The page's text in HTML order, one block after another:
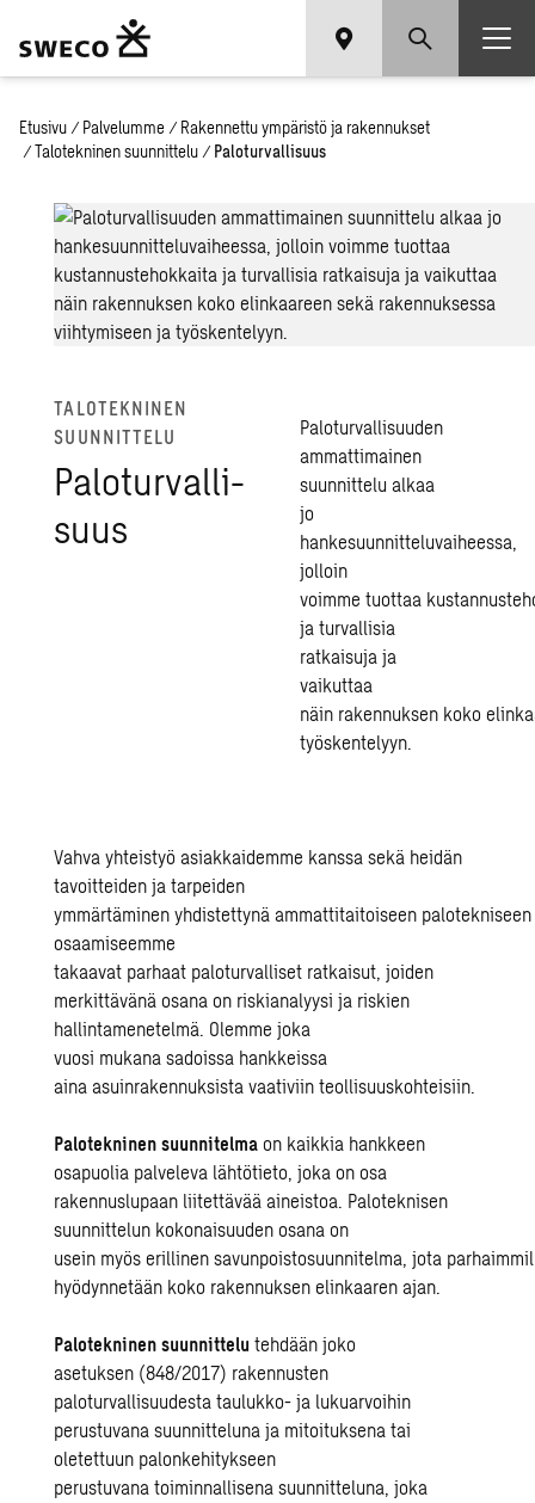
Etusivu / Palvelumme / Rakennettu ympäristö ja rakennukset
/ Talotekninen suunnittelu / Paloturvallisuus
TA­LO­TEK­NI­NEN
SUUN­NIT­TE­LU
Pa­lo­tur­val­li­
suus
Paloturvallisuuden
ammattimainen
suunnittelu alkaa
jo
hankesuunnitteluvaiheessa,
jolloin
voimme tuottaa kustannus
ja turvallisia
ratkaisuja ja
vaikuttaa
näin rakennuksen koko
työskentelyyn.
Vahva yhteistyö asiakkaidemme kanssa sekä heidän
tavoitteiden ja tarpeiden
ymmärtäminen yhdistettynä ammattitaitoiseen palotekniseen
osaamiseemme
takaavat parhaat paloturvalliset ratkaisut, joiden
merkittävänä osana on riskianalyysi ja riskien
hallintamenetelmä. Olemme joka
vuosi mukana sadoissa hankkeissa
aina asuinrakennuksista vaativiin teollisuuskohteisiin.
Palotekninen suunnitelma on kaikkia hankkeen
osapuolia palveleva lähtötieto, joka on osa
rakennuslupaan liitettävää aineistoa. Paloteknisen
suunnittelun kokonaisuuden osana on
usein myöserillinensavunpoistosuunnitelma,jota
hyödynnetään koko rakennuksenelinkaaren ajan.
Palotekninen suunnittelu tehdään joko
asetuksen (848/2017) rakennusten
paloturvallisuudesta taulukko- ja lukuarvoihin
perustuvana suunnitteluna ja mitoituksena tai
oletettuun palonkehitykseen
perustuvanatoiminnallisena suunnitteluna, joka